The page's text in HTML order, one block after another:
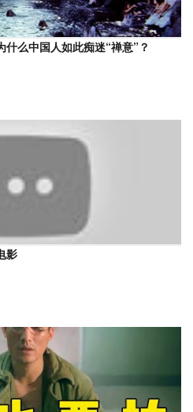
什么中国人如此痴迷“禅意”？
影